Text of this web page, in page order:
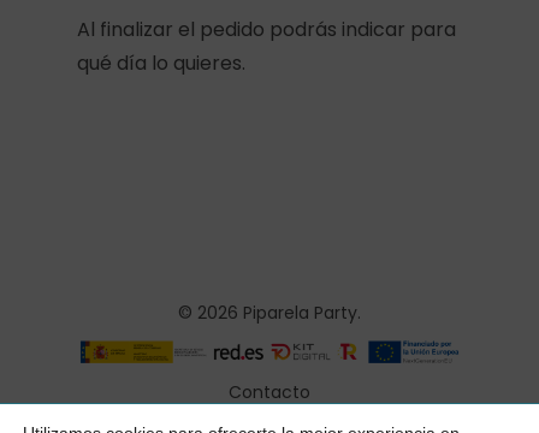
Al finalizar el pedido podrás indicar para
qué día lo quieres.
© 2026 Piparela Party.
Contacto